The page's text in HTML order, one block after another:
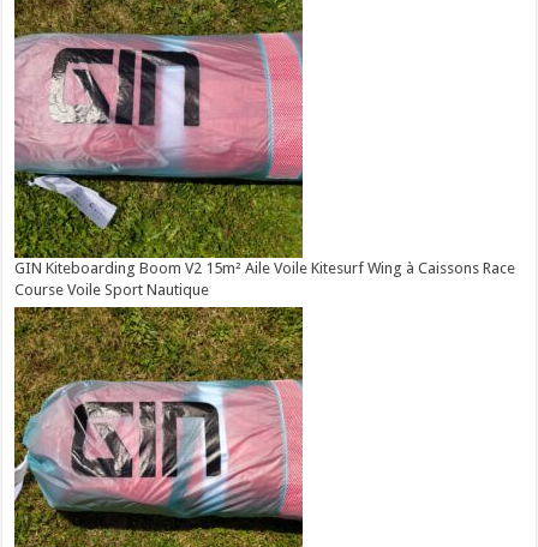
GIN Kiteboarding Boom V2 15m² Aile Voile Kitesurf Wing à Caissons Race
Course Voile Sport Nautique